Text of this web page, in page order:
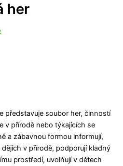
her
představuje soubor her, činností
v přírodě nebo týkajících se
a zábavnou formou informují,
v přírodě, podporují kladný
prostředí, uvolňují v dětech